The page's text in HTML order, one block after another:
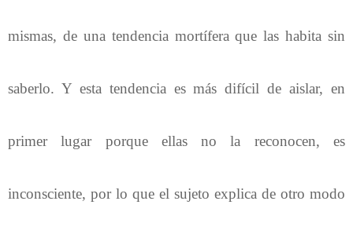
mismas, de una tendencia mortífera que las habita sin
saberlo. Y esta tendencia es más difícil de aislar, en
primer lugar porque ellas no la reconocen, es
inconsciente, por lo que el sujeto explica de otro modo